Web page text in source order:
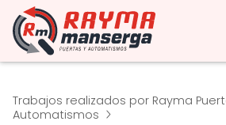
Trabajos realizados por Rayma
Automatismos